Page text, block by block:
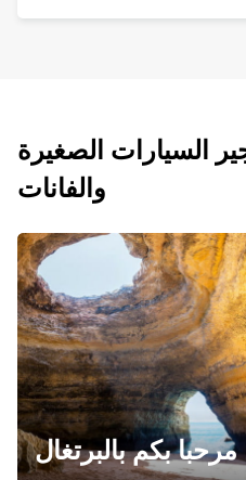
السيارات الصغيرة
والفانات
مرحبا بكم بالبرتغال